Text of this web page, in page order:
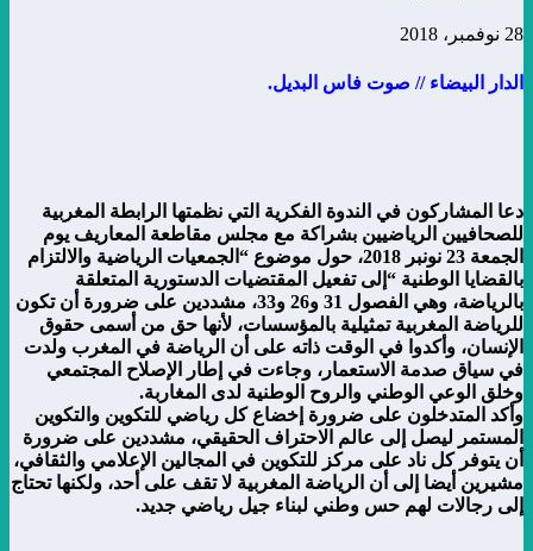
28 نوفمبر، 2018
الدار البيضاء // صوت فاس البديل.
دعا المشاركون في الندوة الفكرية التي نظمتها الرابطة المغربية
للصحافيين الرياضيين بشراكة مع مجلس مقاطعة المعاريف يوم
الجمعة 23 نونبر 2018، حول موضوع “الجمعيات الرياضية والالتزام
بالقضايا الوطنية “إلى تفعيل المقتضيات الدستورية المتعلقة
بالرياضة، وهي الفصول 31 و26 و33، مشددين على ضرورة أن تكون
للرياضة المغربية تمثيلية بالمؤسسات، لأنها حق من أسمى حقوق
الإنسان، وأكدوا في الوقت ذاته على أن الرياضة في المغرب ولدت
في سياق صدمة الاستعمار، وجاءت في إطار الإصلاح المجتمعي
وخلق الوعي الوطني والروح الوطنية لدى المغاربة.
وأكد المتدخلون على ضرورة إخضاع كل رياضي للتكوين والتكوين
المستمر ليصل إلى عالم الاحتراف الحقيقي، مشددين على ضرورة
أن يتوفر كل ناد على مركز للتكوين في المجالين الإعلامي والثقافي،
مشيرين أيضا إلى أن الرياضة المغربية لا تقف على أحد، ولكنها تحتاج
إلى رجالات لهم حس وطني لبناء جيل رياضي جديد.